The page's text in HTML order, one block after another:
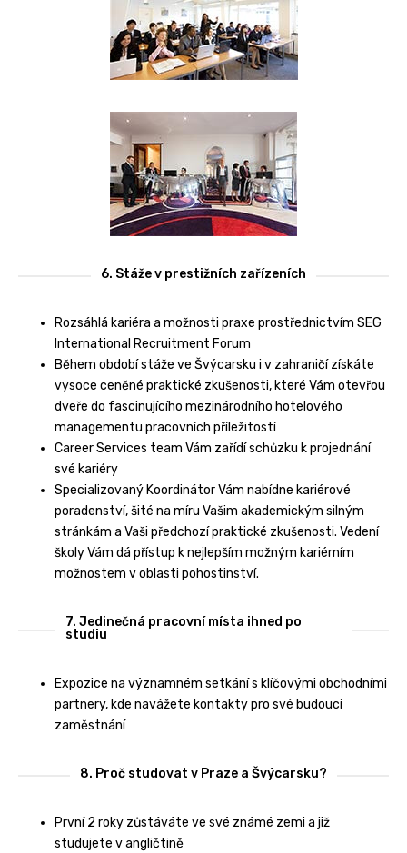
6. Stáže v prestižních zařízeních
Rozsáhlá kariéra a možnosti praxe prostřednictvím SEG
International Recruitment Forum
Během období stáže ve Švýcarsku i v zahraničí získáte
vysoce ceněné praktické zkušenosti, které Vám otevřou
dveře do fascinujícího mezinárodního hotelového
managementu pracovních příležitostí
Career Services team Vám zařídí schůzku k projednání
své kariéry
Specializovaný Koordinátor Vám nabídne kariérové ​​
poradenství, šité na míru Vašim akademickým silným
stránkám a Vaši předchozí praktické zkušenosti. Vedení
školy Vám dá přístup k nejlepším možným kariérním
možnostem v oblasti pohostinství.
7. Jedinečná pracovní místa ihned po
studiu
Expozice na významném setkání s klíčovými obchodními
partnery, kde navážete kontakty pro své budoucí
zaměstnání
8. Proč studovat v Praze a Švýcarsku?
První 2 roky zůstáváte ve své známé zemi a již
studujete v angličtině